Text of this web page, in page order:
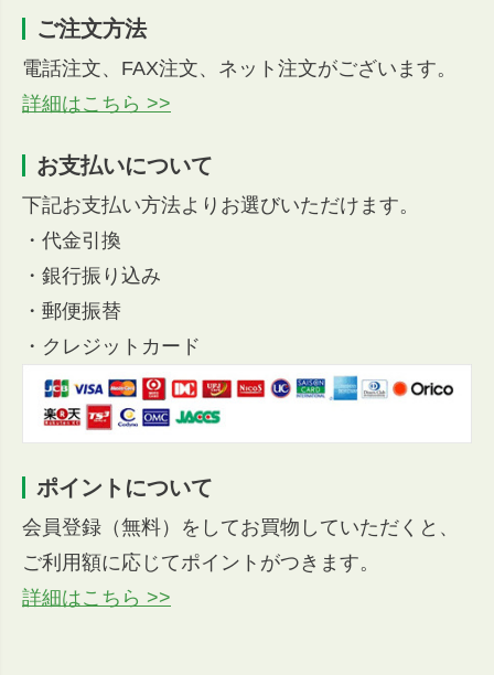
ご注文方法
電話注文、FAX注文、ネット注文がございます。
詳細はこちら >>
お支払いについて
下記お支払い方法よりお選びいただけます。
・代金引換
・銀行振り込み
・郵便振替
・クレジットカード
ポイントについて
会員登録（無料）をしてお買物していただくと、
ご利用額に応じてポイントがつきます。
詳細はこちら >>